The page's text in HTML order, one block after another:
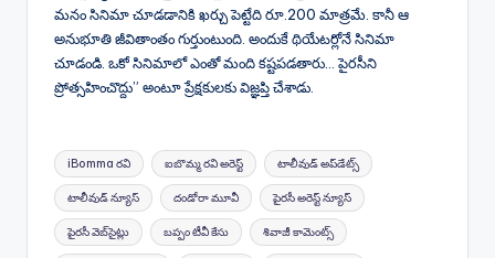
మనం సినిమా చూడడానికి ఖర్చు పెట్టేది రూ.200 మాత్రమే. కానీ ఆ
అనుభూతి జీవితాంతం గుర్తుంటుంది. అందుకే థియేటర్లోనే సినిమా
చూడండి. ఒకో సినిమాలో ఎంతో మంది కష్టపడతారు… పైరసీని
ప్రోత్సహించొద్దు” అంటూ ప్రేక్షకులకు విజ్ఞప్తి చేశాడు.
Tags:
iBomma రవి ఐబొమ్మ రవి అరెస్ట్ టాలీవుడ్ అప్‌డేట్స్
టాలీవుడ్ న్యూస్ దండోరా మూవీ పైరసీ అరెస్ట్ న్యూస్
పైరసీ వెబ్‌సైట్లు బప్పం టీవీ కేసు శివాజీ కామెంట్స్